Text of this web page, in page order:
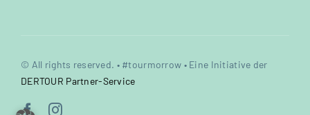
© All rights reserved. • #tourmorrow • Eine Initiative der
DERTOUR Partner-Service